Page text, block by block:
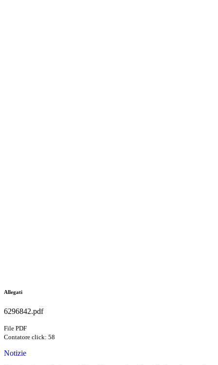
Allegati
6296842.pdf
File PDF
Contatore click: 58
Notizie